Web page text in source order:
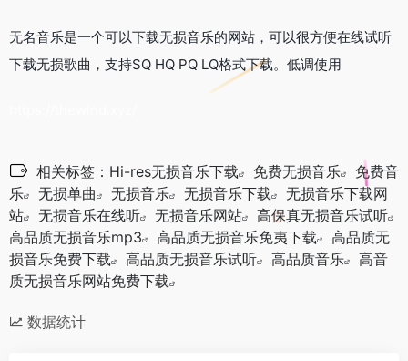
无名音乐是一个可以下载无损音乐的网站，可以很方便在线试听
下载无损歌曲，支持SQ HQ PQ LQ格式下载。低调使用
相关标签： Hi-res无损音乐下载 免费无损音乐
免费音
乐
无损单曲 无损音乐 无损音乐下载
无损音乐下载网
站
无损音乐在线听 无损音乐网站
高保真无损音乐试听
高品质无损音乐mp3
高品质无损音乐免夷下载
高品质无
损音乐免费下载
高品质无损音乐试听 高品质音乐
高音
质无损音乐网站免费下载
数据统计